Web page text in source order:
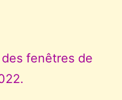
fenêtres de